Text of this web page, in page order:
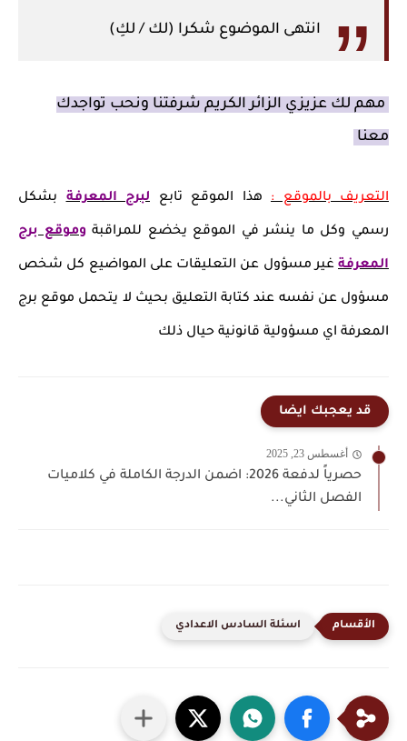
انتهى الموضوع شكرا (لك / لكِ)
مهم لك عزيزي الزائر الكريم شرفتنا ونحب تواجدك
معنا
التعريف بالموقع : هذا الموقع تابع لبرج المعرفةبشكل
رسمي وكل ما ينشر في الموقع يخضع للمراقبة وموقع برج
المعرفة غير مسؤول عن التعليقات على المواضيع كل شخص
مسؤول عن نفسه عند كتابة التعليق بحيث لا يتحمل موقع برج
المعرفة اي مسؤولية قانونية حيال ذلك
قد يعجبك ايضا
أغسطس 23, 2025
حصرياً لدفعة 2026: اضمن الدرجة الكاملة في كلاميات
الفصل الثاني...
اسئلة السادس الاعدادي